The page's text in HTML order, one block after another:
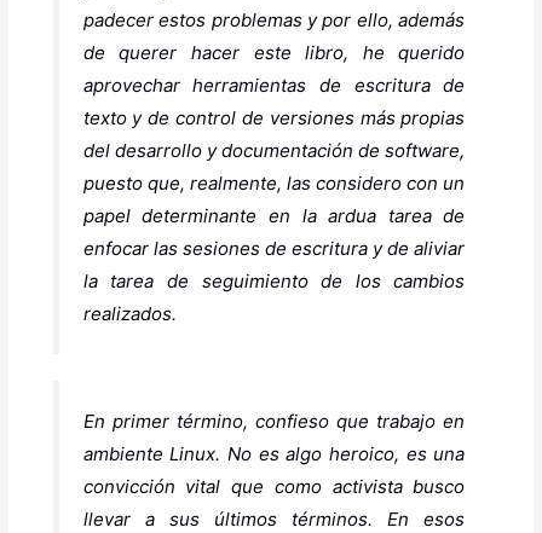
padecer estos problemas y por ello, además
de querer hacer este libro, he querido
aprovechar herramientas de escritura de
texto y de control de versiones más propias
del desarrollo y documentación de software,
puesto que, realmente, las considero con un
papel determinante en la ardua tarea de
enfocar las sesiones de escritura y de aliviar
la tarea de seguimiento de los cambios
realizados.
En primer término, confieso que trabajo en
ambiente Linux. No es algo heroico, es una
convicción vital que como activista busco
llevar a sus últimos términos. En esos